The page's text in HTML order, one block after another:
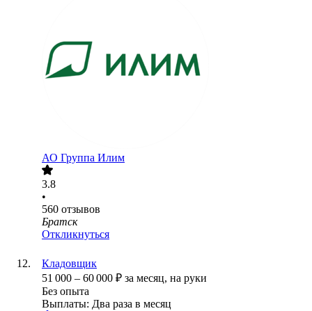
АО Группа Илим
3.8
•
560 отзывов
Братск
Откликнуться
Кладовщик
51 000 – 60 000 ₽ за месяц, на руки
Без опыта
Выплаты: Два раза в месяц